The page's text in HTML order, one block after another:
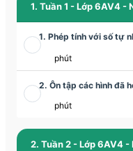
1. Tuần 1 - Lớp 6AV4
1. Phép tính với số tự
phút
2. Ôn tập các hình đã
phút
2. Tuần 2 - Lớp 6AV4